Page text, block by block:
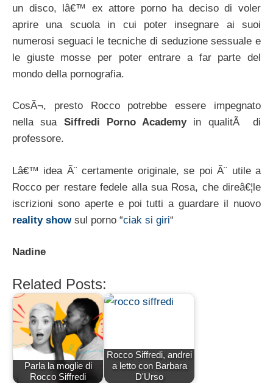
un disco, lâ€™ ex attore porno ha deciso di voler
aprire una scuola in cui poter insegnare ai suoi
numerosi seguaci le tecniche di seduzione sessuale e
le giuste mosse per poter entrare a far parte del
mondo della pornografia.
CosÃ¬, presto Rocco potrebbe essere impegnato
nella sua Siffredi Porno Academy in qualitÃ di
professore.
Lâ€™ idea Ã¨ certamente originale, se poi Ã¨ utile a
Rocco per restare fedele alla sua Rosa, che direâ€¦le
iscrizioni sono aperte e poi tutti a guardare il nuovo
reality showsul porno “ciak si giri“
Nadine
Related Posts:
Parla la moglie di
Rocco Siffredi
Rocco Siffredi, andrei
a letto con Barbara
D'Urso